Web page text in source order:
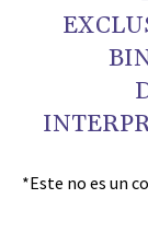
*Este no es un